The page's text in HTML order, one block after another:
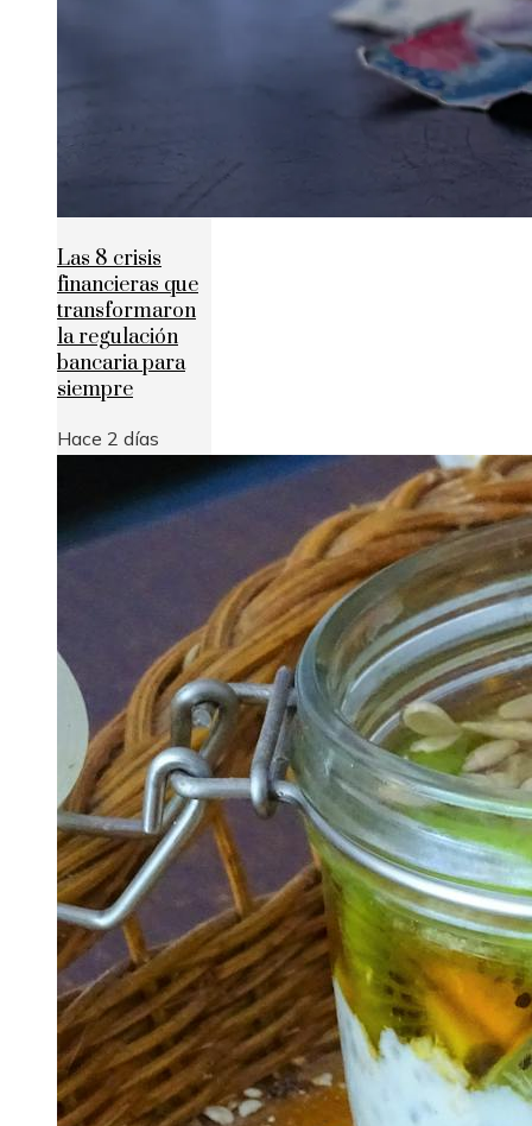
Las 8 crisis
financieras que
transformaron
la regulación
bancaria para
siempre
Hace 2 días